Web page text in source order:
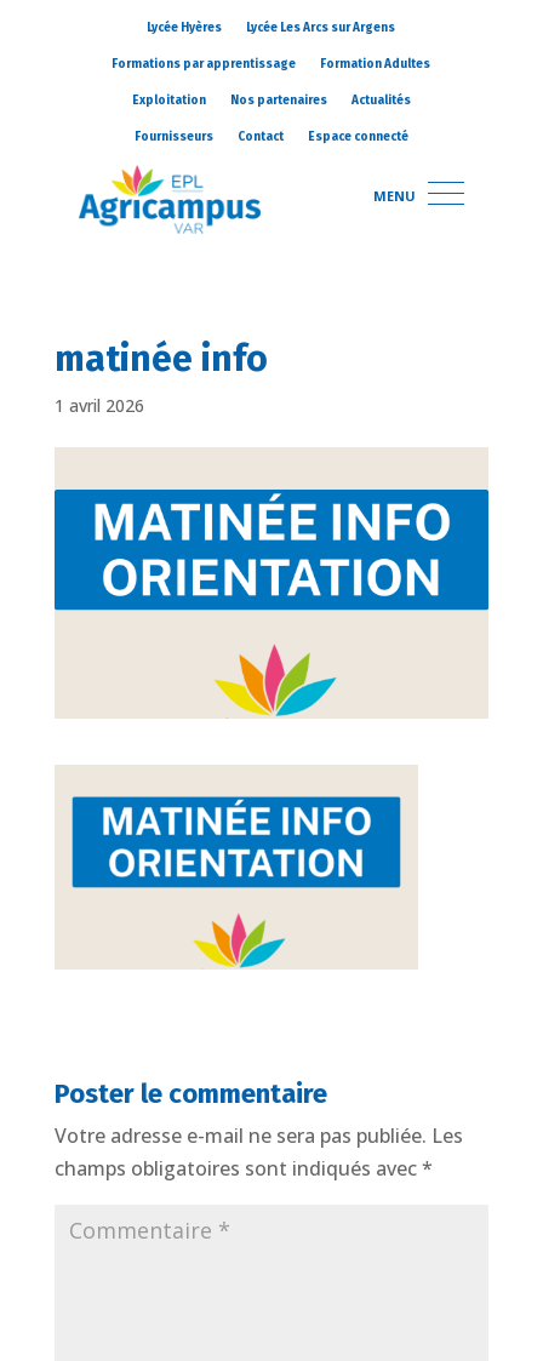
Lycée Hyères Lycée Les Arcs sur Argens
Formations par apprentissage Formation Adultes
Exploitation Nos partenaires Actualités
Fournisseurs Contact Espace connecté
MENU
matinée info
1 avril 2026
Poster le commentaire
Votre adresse e-mail ne sera pas publiée. Les
champs obligatoires sont indiqués avec*